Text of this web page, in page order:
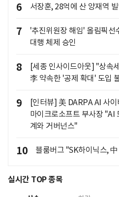
6 서장훈, 28억에 산 양재역
7
'추진위원장 해임' 올림픽
대행 체제 승인
8
[세종 인사이드아웃] "상속
李 약속한 '공제 확대' 도입
9
[인터뷰] 美 DARPA AI 사
마이크로소프트 부사장 "AI
계와 거버넌스"
10 블룸버그 "SK하이닉스,
실시간 TOP 종목